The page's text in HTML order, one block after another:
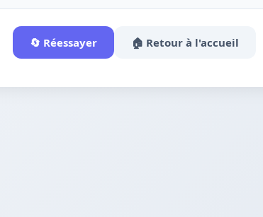
🔄 Réessayer 🏠 Retour à l'accueil